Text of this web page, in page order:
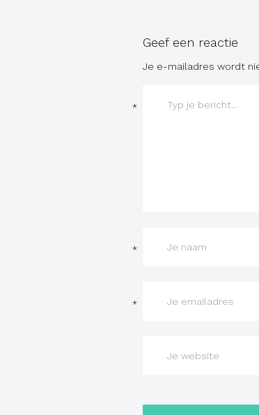
Geef een reactie
Je e-mailadres wordt
*
*
*